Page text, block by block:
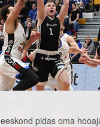
pidas oma